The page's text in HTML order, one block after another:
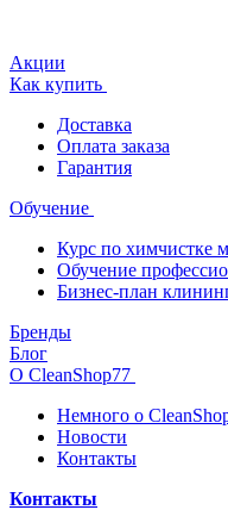
Акции
Как купить
Доставка
Оплата заказа
Гарантия
Обучение
Курс по химчистке
Обучение
Бизнес-план
Бренды
Блог
О CleanShop77
Немного о
Новости
Контакты
Контакты